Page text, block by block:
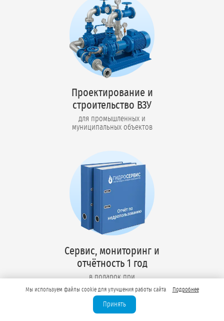
Проектирование и
строительство ВЗУ
для промышленных и
муниципальных объектов
Сервис, мониторинг и
отчётность 1 год
в подарок при
оформлении лицензии
Мы используем файлы cookie для улучшения работы сайта Подробнее
Принять